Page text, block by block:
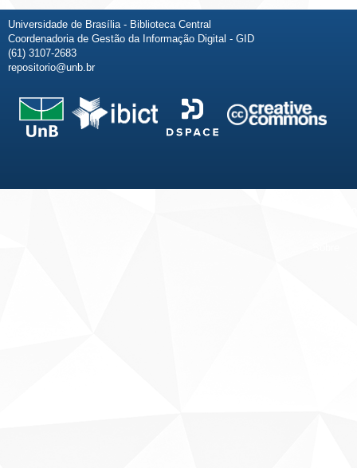
Universidade de Brasília - Biblioteca Central
Coordenadoria de Gestão da Informação Digital - GID
(61) 3107-2683
repositorio@unb.br